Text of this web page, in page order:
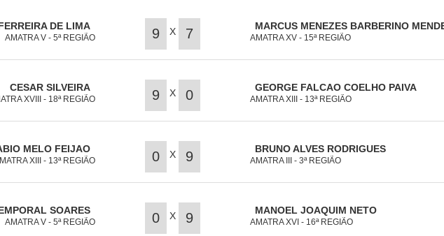
DE LIMA
AMATRA V - 5ª REGIÃO 9 X 7
MARCUS MENEZES BARBERINO
AMATRA XV - 15ª REGIÃO
CESAR SILVEIRA
XVIII - 18ª REGIÃO 9 X 0
GEORGE FALCAO COELHO PAIVA
AMATRA XIII - 13ª REGIÃO
MELO FEIJAO
XIII - 13ª REGIÃO 0 X 9
BRUNO ALVES RODRIGUES
AMATRA III - 3ª REGIÃO
SOARES
AMATRA V - 5ª REGIÃO 0 X 9
MANOEL JOAQUIM NETO
AMATRA XVI - 16ª REGIÃO